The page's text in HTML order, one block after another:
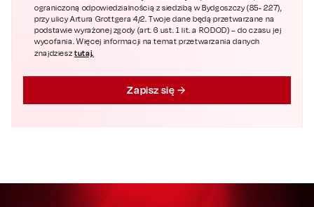
ograniczoną odpowiedzialnością z siedzibą w Bydgoszczy (85- 227),
przy ulicy Artura Grottgera 4/2. Twoje dane będą przetwarzane na
podstawie wyrażonej zgody (art. 6 ust. 1 lit. a RODOD) – do czasu jej
wycofania. Więcej informacji na temat przetwarzania danych
znajdziesztutaj.
Zapisz się